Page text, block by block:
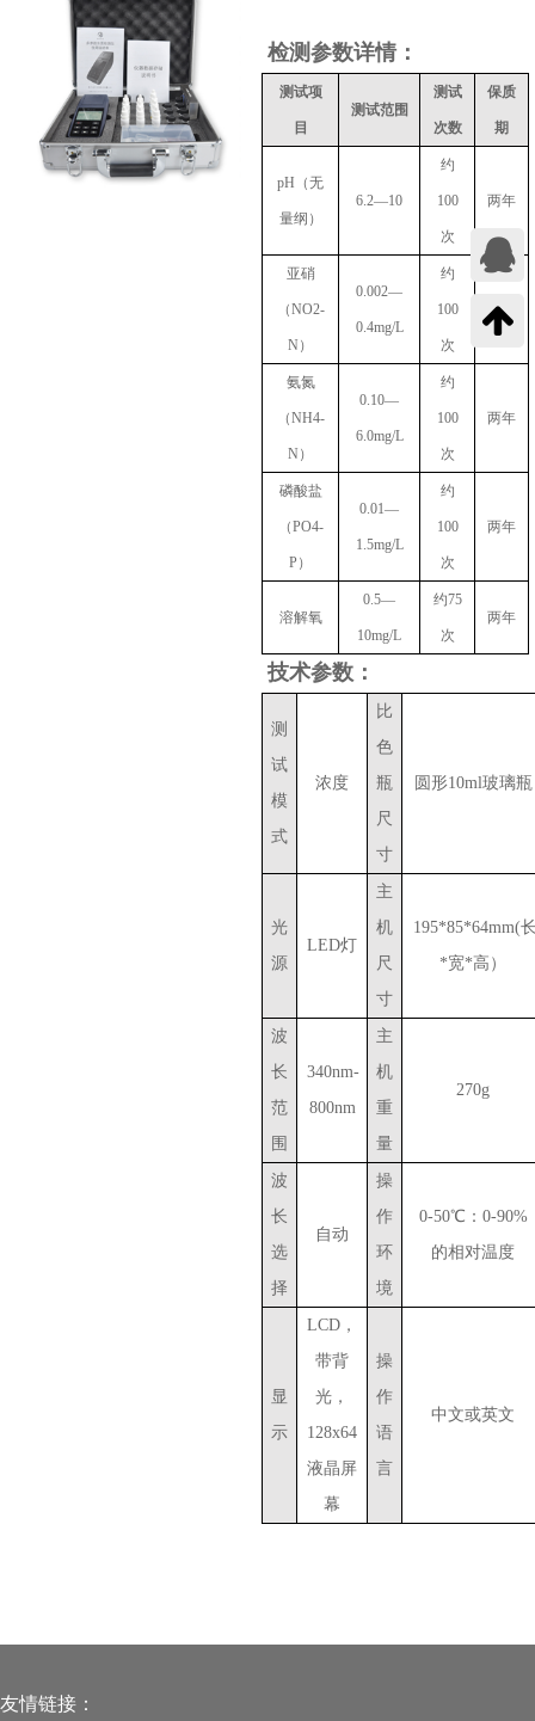
检测参数详情：
测试项
目
测试范围
测试
次数
保质
期
pH（无
量纲）
6.2—10
约
100
次
两年
亚硝
（NO2-
N）
0.002—
0.4mg/L
约
100
次
两年
氨氮
（NH4-
N）
0.10—
6.0mg/L
约
100
次
两年
磷酸盐
（PO4-
P）
0.01—
1.5mg/L
约
100
次
两年
溶解氧
0.5—
10mg/L
约75
次
两年
技术参数：
测
试
模
式
浓度
比
色
瓶
尺
寸
圆形10ml玻璃瓶
光
源
LED灯
主
机
尺
寸
195*85*64mm(
*宽*高）
波
长
范
围
340nm-
800nm
主
机
重
量
270g
波
长
选
择
自动
操
作
环
境
0-50℃：0-90%
的相对温度
显
示
LCD，
带背
光，
128x64
液晶屏
幕
操
作
语
言
中文或英文
友情链接：